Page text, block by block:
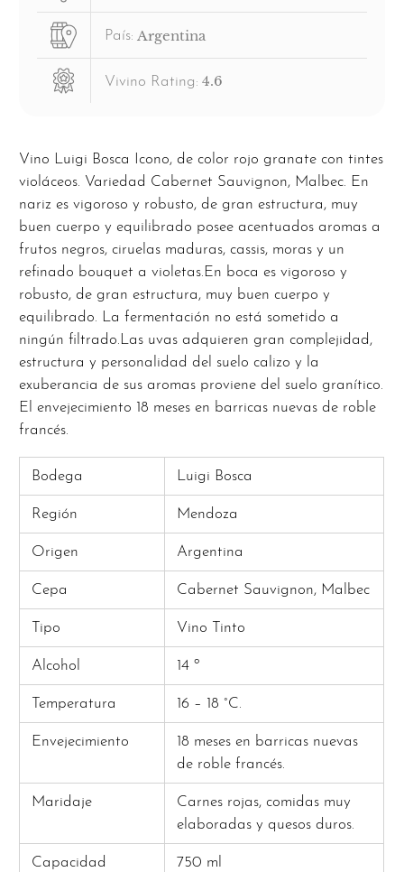
País: Argentina
Vivino Rating: 4.6
Vino Luigi Bosca Icono, de color rojo granate con tintes
violáceos. Variedad Cabernet Sauvignon, Malbec. En
nariz es vigoroso y robusto, de gran estructura, muy
buen cuerpo y equilibrado posee acentuados aromas a
frutos negros, ciruelas maduras, cassis, moras y un
refinado bouquet a violetas.En boca es vigoroso y
robusto, de gran estructura, muy buen cuerpo y
equilibrado. La fermentación no está sometido a
ningún filtrado.Las uvas adquieren gran complejidad,
estructura y personalidad del suelo calizo y la
exuberancia de sus aromas proviene del suelo granítico.
El envejecimiento 18 meses en barricas nuevas de roble
francés.
Bodega Luigi Bosca
Región Mendoza
Origen Argentina
Cepa Cabernet Sauvignon, Malbec
Tipo Vino Tinto
Alcohol 14 º
Temperatura 16 – 18 °C.
Envejecimiento
18 meses en barricas nuevas
de roble francés.
Maridaje
Carnes rojas, comidas muy
elaboradas y quesos duros.
Capacidad 750 ml